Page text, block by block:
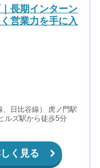
長期インターン
営業力を手に入
日比谷線） 虎ノ門駅
ルズ駅から徒歩5分
く見る